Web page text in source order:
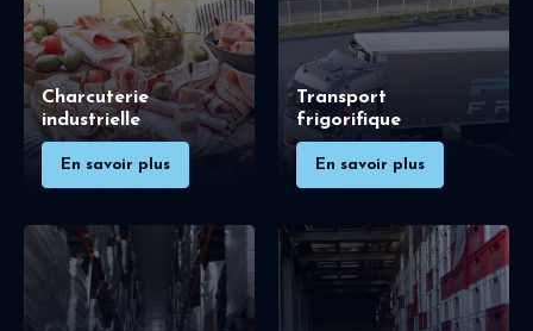
Charcuterie
industrielle
En savoir plus
Transport
frigorifique
En savoir plus